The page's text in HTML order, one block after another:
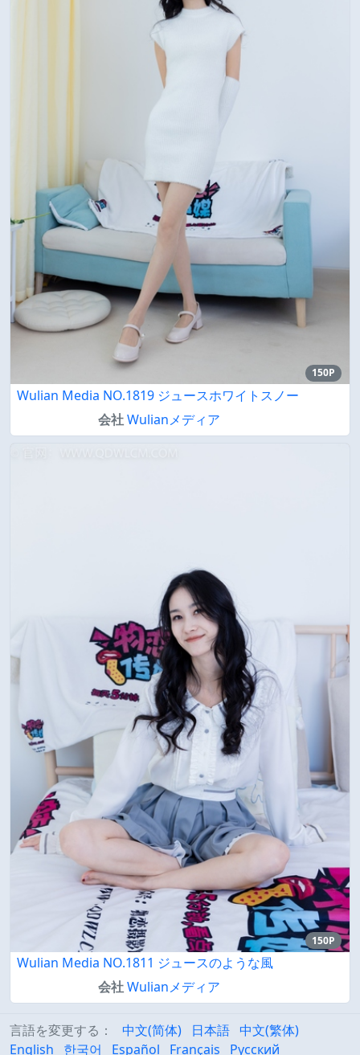
150P
Wulian Media NO.1819 ジュースホワイトスノー
会社Wulianメディア
150P
Wulian Media NO.1811 ジュースのような風
会社Wulianメディア
言語を変更する： 中文(简体) 日本語 中文(繁体)
English
한국어 Español Français Русский